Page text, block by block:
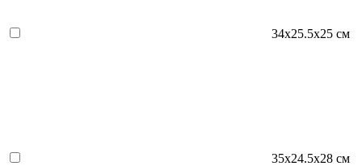
34х25.5х25 см
35х24.5х28 см